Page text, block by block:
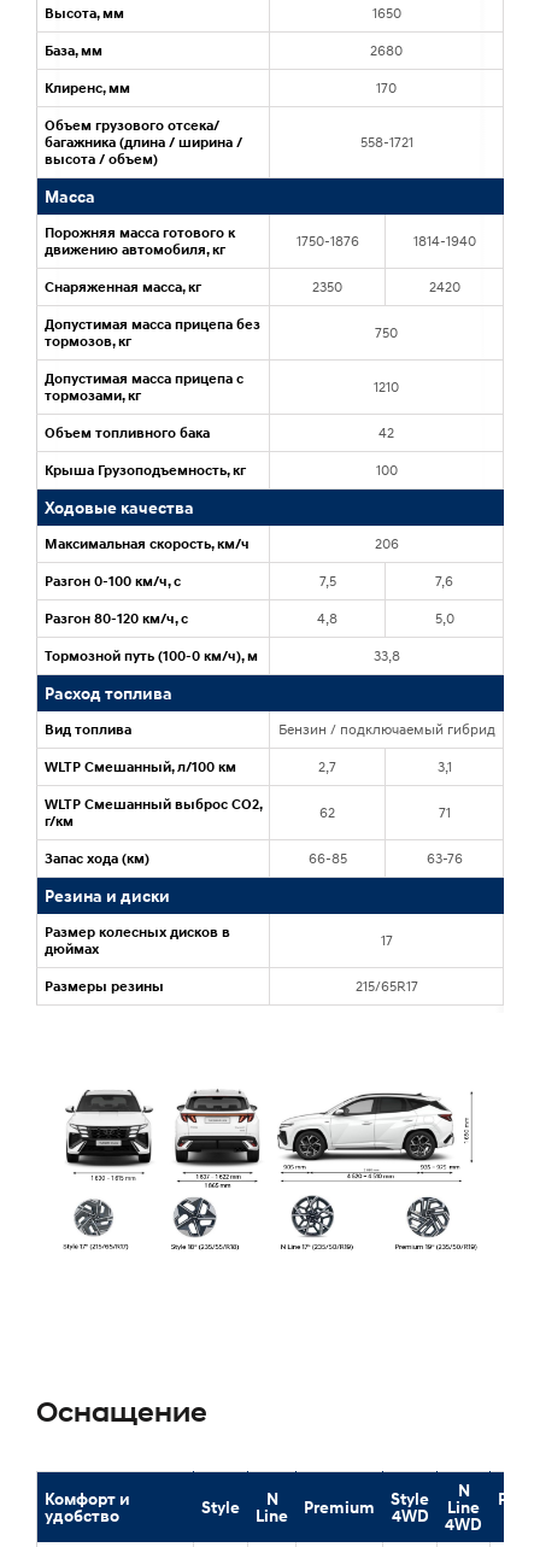
Оснащение